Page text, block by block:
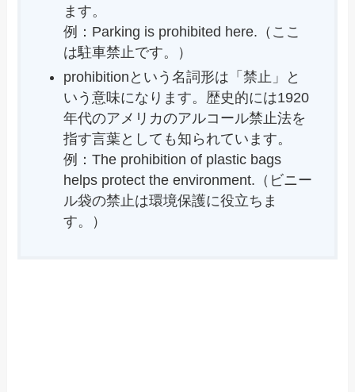
ます。
例：Parking is prohibited here.（ここ
は駐車禁止です。）
prohibitionという名詞形は「禁止」と
いう意味になります。歴史的には1920
年代のアメリカのアルコール禁止法を
指す言葉としても知られています。
例：The prohibition of plastic bags
helps protect the environment.（ビニー
ル袋の禁止は環境保護に役立ちま
す。）